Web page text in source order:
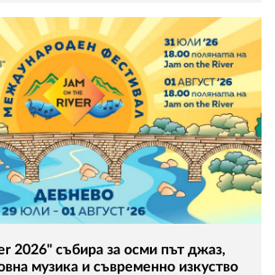
2026" събира за осми път джаз,
музика и съвременно изкуство